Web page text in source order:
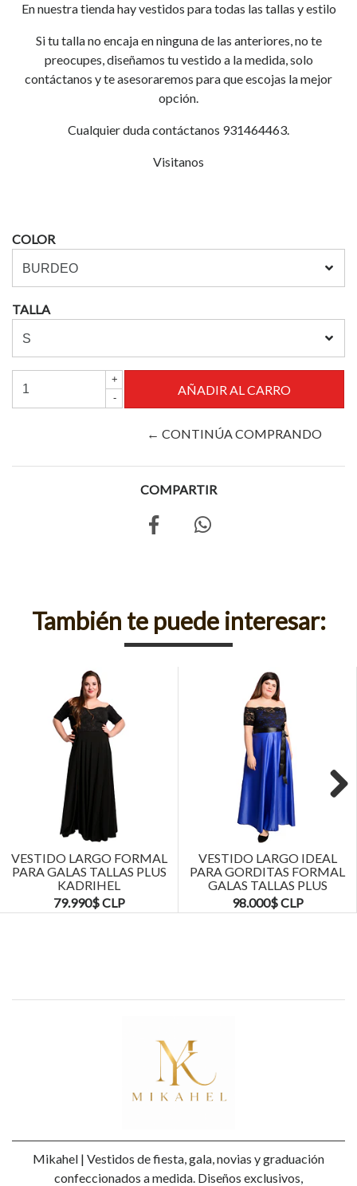
En nuestra tienda hay vestidos para todas las tallas y estilo
Si tu talla no encaja en ninguna de las anteriores, no te
preocupes, diseñamos tu vestido a la medida, solo
contáctanos y te asesoraremos para que escojas la mejor
opción.
Cualquier duda contáctanos 931464463.
Visitanos
COLOR
TALLA
+
-
← CONTINÚA COMPRANDO
COMPARTIR
También te puede interesar:
VESTIDO LARGO FORMAL
PARA GALAS TALLAS PLUS
KADRIHEL
79.990$ CLP
VESTIDO LARGO IDEAL
PARA GORDITAS FORMAL
GALAS TALLAS PLUS
KADRIHEL
98.000$ CLP
Mikahel | Vestidos de fiesta, gala, novias y graduación
confeccionados a medida. Diseños exclusivos,